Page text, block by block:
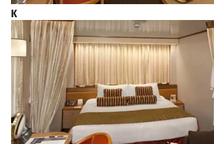
2027年3月9日星期二
上午7:00 - 下午5:00
亚）
2027年3月10日星期三
上午8:00 - 下午5:00
巴斯
2027年3月11日星期四
上午8:00 - 下午6:00
圣胡
K